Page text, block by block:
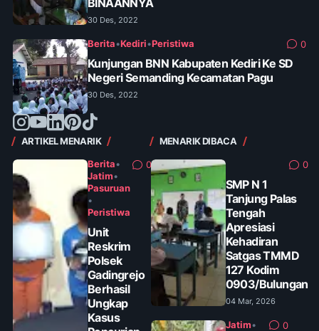
30 Des, 2022
Berita•Kediri•Peristiwa 0
Kunjungan BNN Kabupaten Kediri Ke SD
Negeri Semanding Kecamatan Pagu
30 Des, 2022
ARTIKEL MENARIK
Berita•
Jatim•
Pasuruan
•
Peristiwa
0
Unit
Reskrim
Polsek
Gadingrejo
Berhasil
Ungkap
Kasus
MENARIK DIBACA
0
SMP N 1
Tanjung Palas
Tengah
Apresiasi
Kehadiran
Satgas TMMD
127 Kodim
0903/Bulungan
04 Mar, 2026
Jatim• 0